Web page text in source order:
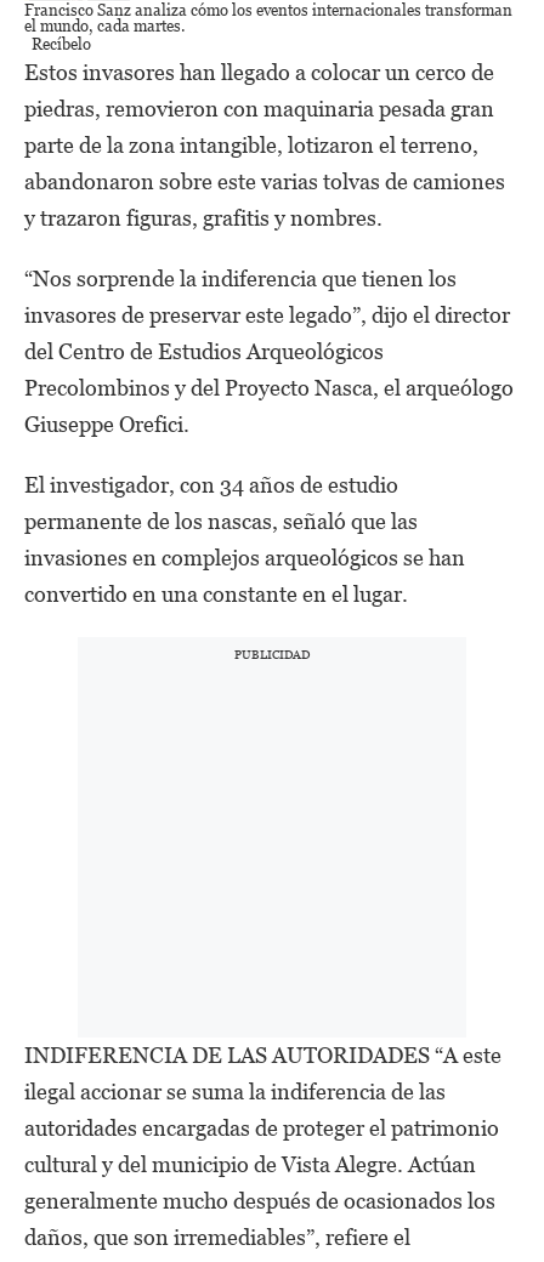
Francisco Sanz analiza cómo los eventos internacionales transforman
el mundo, cada martes.
Recíbelo
Estos invasores han llegado a colocar un cerco de
piedras, removieron con maquinaria pesada gran
parte de la zona intangible, lotizaron el terreno,
abandonaron sobre este varias tolvas de camiones
y trazaron figuras, grafitis y nombres.
“Nos sorprende la indiferencia que tienen los
invasores de preservar este legado”, dijo el director
del Centro de Estudios Arqueológicos
Precolombinos y del Proyecto Nasca, el arqueólogo
Giuseppe Orefici.
El investigador, con 34 años de estudio
permanente de los nascas, señaló que las
invasiones en complejos arqueológicos se han
convertido en una constante en el lugar.
INDIFERENCIA DE LAS AUTORIDADES “A este
ilegal accionar se suma la indiferencia de las
autoridades encargadas de proteger el patrimonio
cultural y del municipio de Vista Alegre. Actúan
generalmente mucho después de ocasionados los
daños, que son irremediables”, refiere el